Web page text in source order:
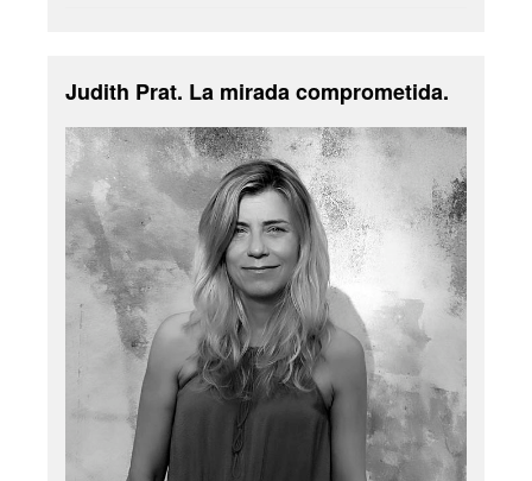
Judith Prat. La mirada comprometida.